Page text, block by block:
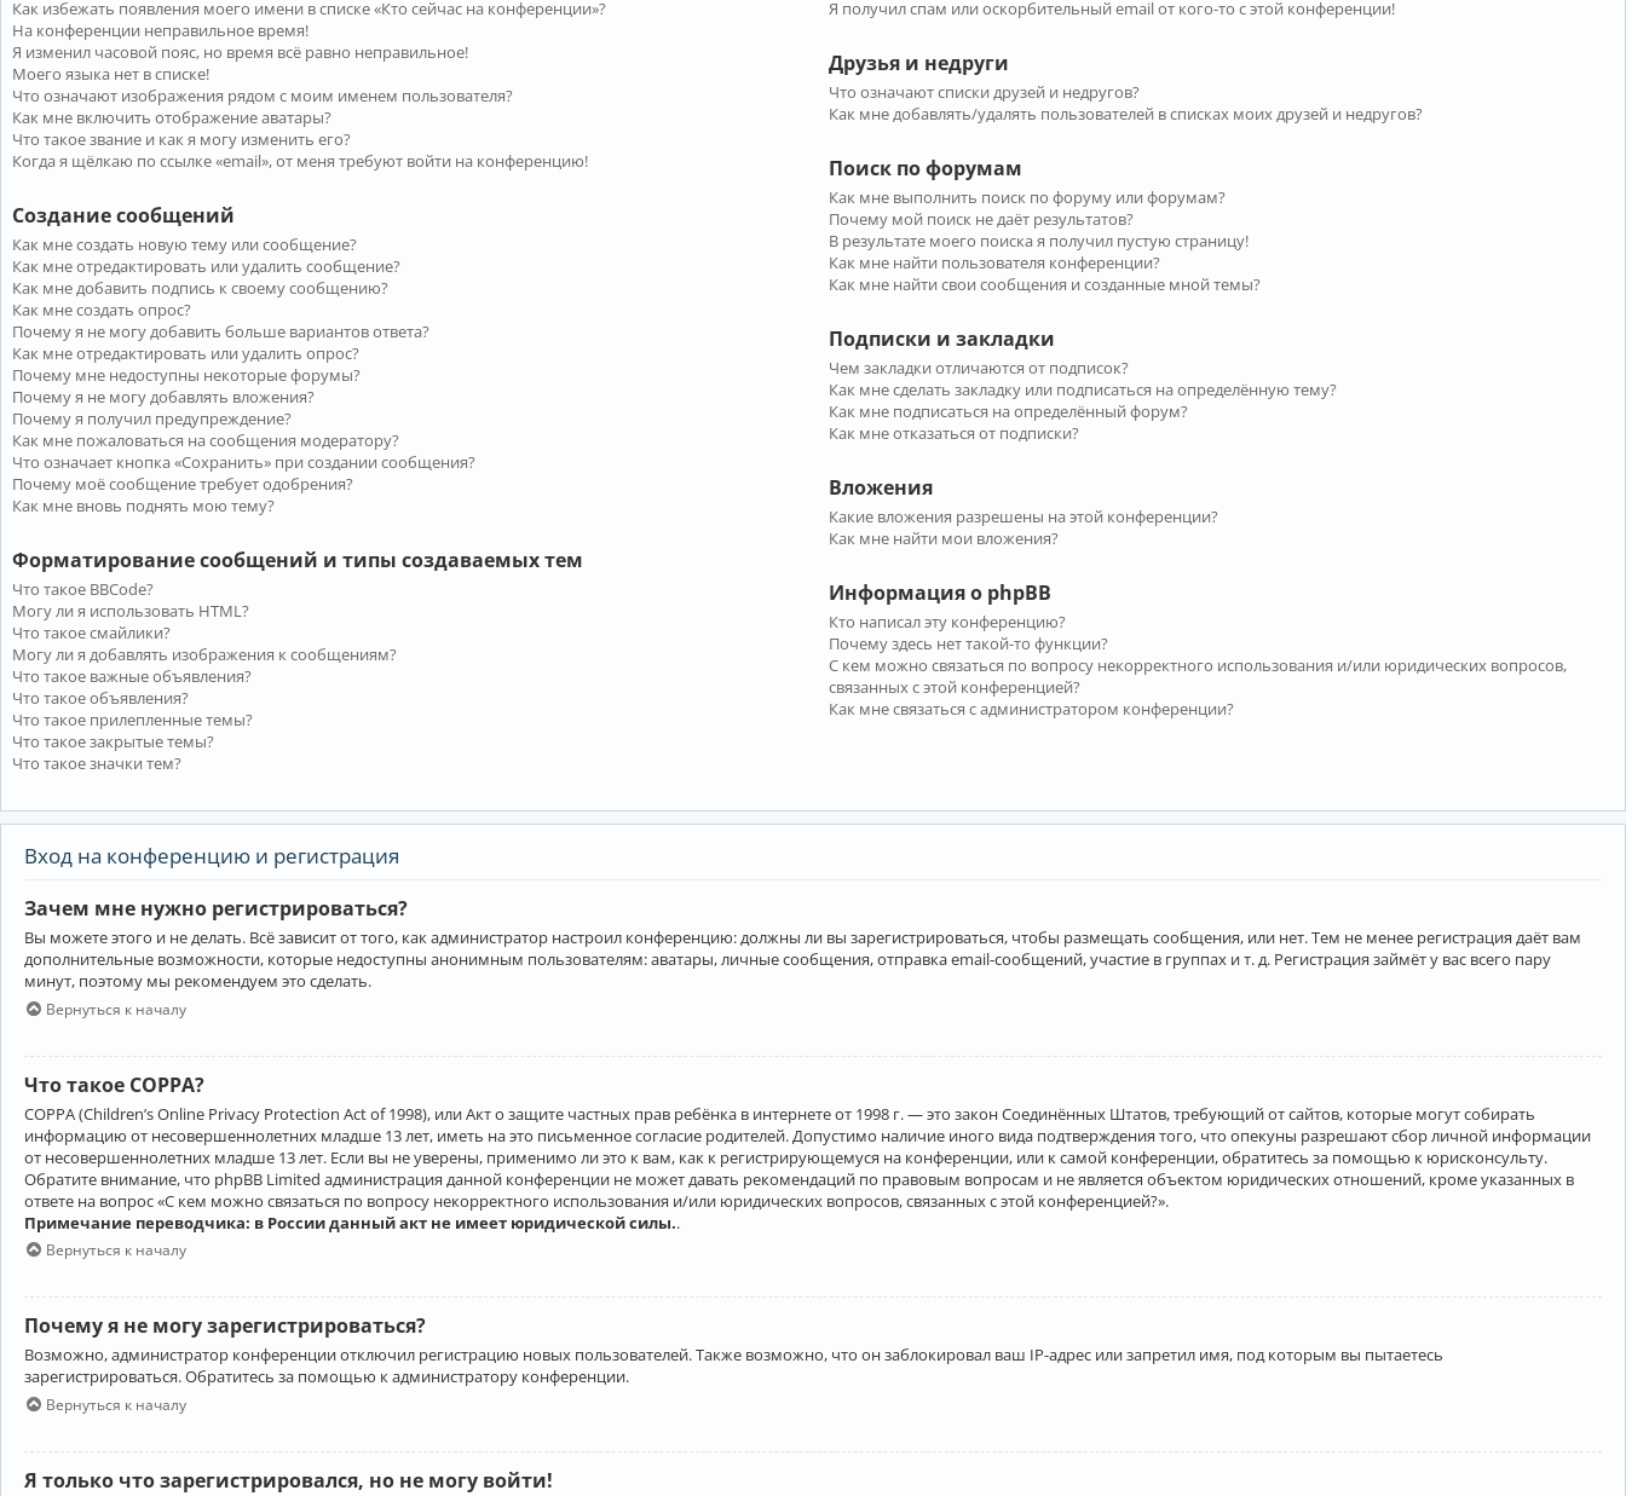
Как избежать появления моего имени в списке «Кто сейчас на конференции»?
На конференции неправильное время!
Я изменил часовой пояс, но время всё равно неправильное!
Моего языка нет в списке!
Что означают изображения рядом с моим именем пользователя?
Как мне включить отображение аватары?
Что такое звание и как я могу изменить его?
Когда я щёлкаю по ссылке «email», от меня требуют войти на конференцию!
Создание сообщений
Как мне создать новую тему или сообщение?
Как мне отредактировать или удалить сообщение?
Как мне добавить подпись к своему сообщению?
Как мне создать опрос?
Почему я не могу добавить больше вариантов ответа?
Как мне отредактировать или удалить опрос?
Почему мне недоступны некоторые форумы?
Почему я не могу добавлять вложения?
Почему я получил предупреждение?
Как мне пожаловаться на сообщения модератору?
Что означает кнопка «Сохранить» при создании сообщения?
Почему моё сообщение требует одобрения?
Как мне вновь поднять мою тему?
Форматирование сообщений и типы создаваемых тем
Что такое BBCode?
Могу ли я использовать HTML?
Что такое смайлики?
Могу ли я добавлять изображения к сообщениям?
Что такое важные объявления?
Что такое объявления?
Что такое прилепленные темы?
Что такое закрытые темы?
Что такое значки тем?
Я получил спам или оскорбительный email от кого-то с этой конференции!
Друзья и недруги
Что означают списки друзей и недругов?
Как мне добавлять/удалять пользователей в списках моих друзей и недругов?
Поиск по форумам
Как мне выполнить поиск по форуму или форумам?
Почему мой поиск не даёт результатов?
В результате моего поиска я получил пустую страницу!
Как мне найти пользователя конференции?
Как мне найти свои сообщения и созданные мной темы?
Подписки и закладки
Чем закладки отличаются от подписок?
Как мне сделать закладку или подписаться на определённую тему?
Как мне подписаться на определённый форум?
Как мне отказаться от подписки?
Вложения
Какие вложения разрешены на этой конференции?
Как мне найти мои вложения?
Информация о phpBB
Кто написал эту конференцию?
Почему здесь нет такой-то функции?
С кем можно связаться по вопросу некорректного использования и/или юридических вопросов,
связанных с этой конференцией?
Как мне связаться с администратором конференции?
Вход на конференцию и регистрация
Зачем мне нужно регистрироваться?
Вы можете этого и не делать. Всё зависит от того, как администратор настроил конференцию: должны ли вы зарегистрироваться, чтобы размещать сообщения, или нет. Тем не менее регистрация даёт вам
дополнительные возможности, которые недоступны анонимным пользователям: аватары, личные сообщения, отправка email-сообщений, участие в группах и т. д. Регистрация займёт у вас всего пару
минут, поэтому мы рекомендуем это сделать.
Вернуться к началу
Что такое COPPA?
COPPA (Children’s Online Privacy Protection Act of 1998), или Акт о защите частных прав ребёнка в интернете от 1998 г. — это закон Соединённых Штатов, требующий от сайтов, которые могут собирать
информацию от несовершеннолетних младше 13 лет, иметь на это письменное согласие родителей. Допустимо наличие иного вида подтверждения того, что опекуны разрешают сбор личной информации
от несовершеннолетних младше 13 лет. Если вы не уверены, применимо ли это к вам, как к регистрирующемуся на конференции, или к самой конференции, обратитесь за помощью к юрисконсульту.
Обратите внимание, что phpBB Limited администрация данной конференции не может давать рекомендаций по правовым вопросам и не является объектом юридических отношений, кроме указанных в
ответе на вопрос «С кем можно связаться по вопросу некорректного использования и/или юридических вопросов, связанных с этой конференцией?».
Примечание переводчика: в России данный акт не имеет юридической силы..
Вернуться к началу
Почему я не могу зарегистрироваться?
Возможно, администратор конференции отключил регистрацию новых пользователей. Также возможно, что он заблокировал ваш IP-адрес или запретил имя, под которым вы пытаетесь
зарегистрироваться. Обратитесь за помощью к администратору конференции.
Вернуться к началу
Я только что зарегистрировался, но не могу войти!